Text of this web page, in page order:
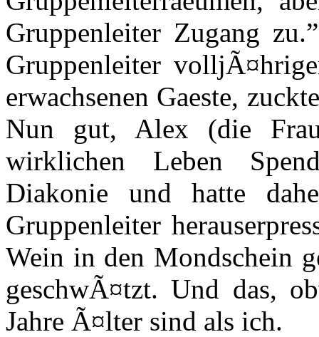
Gruppenleiter Zugang
Gruppenleiter
erwachsenen Gaeste,
Nun gut, Alex (die
wirklichen Leben
Diakonie und hatte
Gruppenleiter
Wein in den Mondschein
geschwÃ¤tzt. Und das,
Jahre Ã¤lter sind als ich.